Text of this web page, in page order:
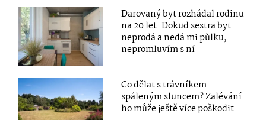
Darovaný byt rozhádal rodinu
na 20 let. Dokud sestra byt
neprodá a nedá mi půlku,
nepromluvím s ní
Co dělat s trávníkem
spáleným sluncem? Zalévání
ho může ještě více poškodit